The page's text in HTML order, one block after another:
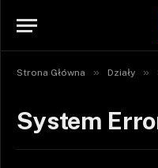
Strona Główna » Działy »
System